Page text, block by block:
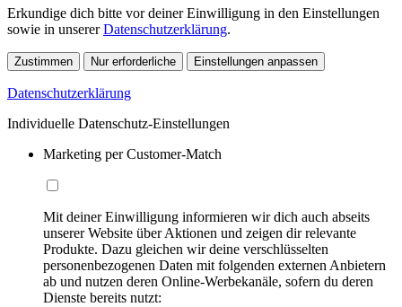
Erkundige dich bitte vor deiner Einwilligung in den Einstellungen
sowie in unsererDatenschutzerklärung.
Zustimmen Nur erforderliche Einstellungen anpassen
Datenschutzerklärung
Individuelle Datenschutz-Einstellungen
Marketing per Customer-Match
Mit deiner Einwilligung informieren wir dich auch abseits
unserer Website über Aktionen und zeigen dir relevante
Produkte. Dazu gleichen wir deine verschlüsselten
personenbezogenen Daten mit folgenden externen Anbietern
ab und nutzen deren Online-Werbekanäle, sofern du deren
Dienste bereits nutzt: